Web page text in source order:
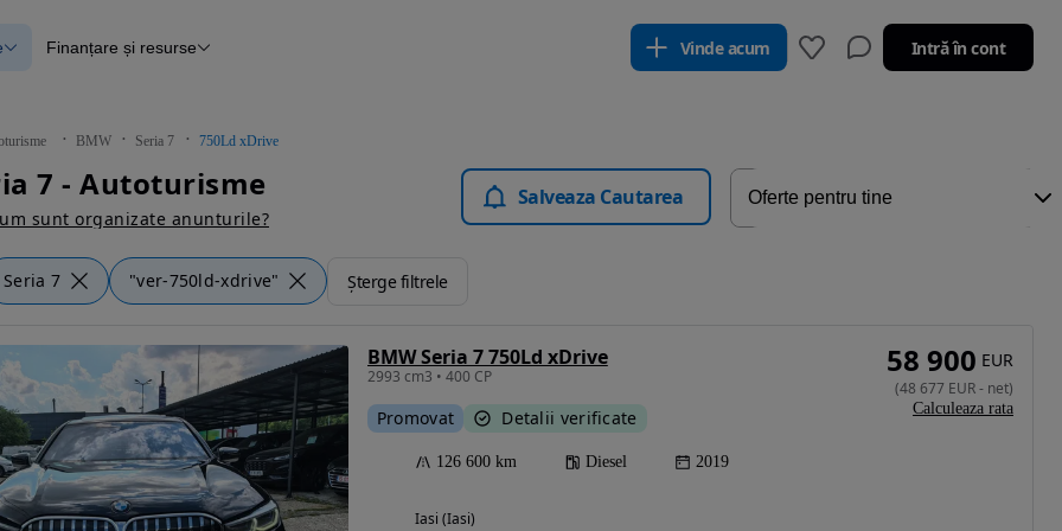
verificate
Blog Autovit.ro
Finanțare și resurse Vinde acum Intră în cont
BMW Seria 7 750Ld xDrive
7 - Autoturisme
sunt organizate anunturile?
Salveaza Cautarea
Seria 7 "ver-750ld-xdrive" Șterge filtrele
BMW Seria 7 750Ld xDrive
2993 cm3 • 400 CP
Promovat Detalii verificate
126 600 km Diesel 2019
Iasi (Iasi)
58 900 EUR
(48 677 EUR- net)
Calculeaza rata